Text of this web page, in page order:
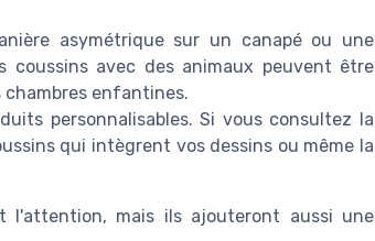
asymétrique sur un canapé ou une
coussins avec des animaux peuvent être
enfantines.
personnalisables. Si vous consultez la
qui intègrent vos dessins ou même la
l'attention, mais ils ajouteront aussi une